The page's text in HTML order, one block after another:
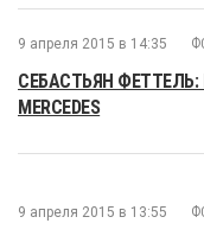
9 апреля 2015 в 14:35
СЕБАСТЬЯН
MERCEDES
9 апреля 2015 в 13:55